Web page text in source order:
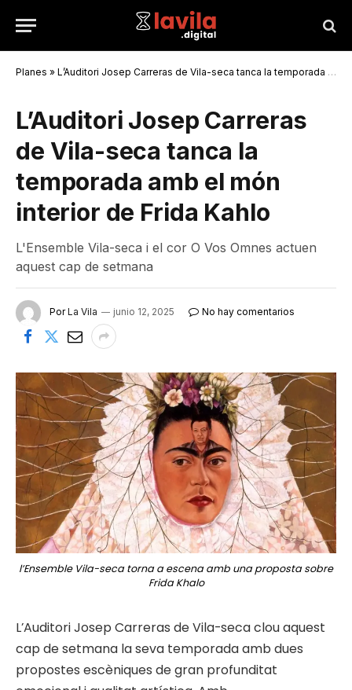
Planes » L’Auditori Josep Carreras de Vila-seca tanca la temporada amb el món interior de Frida Kahlo
L’Auditori Josep Carreras
de Vila-seca tanca la
temporada amb el món
interior de Frida Kahlo
L'Ensemble Vila-seca i el cor O Vos Omnes actuen
aquest cap de setmana
Por La Vila junio 12, 2025 No hay comentarios
l’Ensemble Vila-seca torna a escena amb una proposta sobre
Frida Khalo
L’Auditori Josep Carreras de Vila-seca clou aquest
cap de setmana la seva temporada amb dues
propostes escèniques de gran profunditat